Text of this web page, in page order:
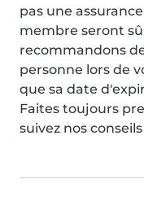
pas une
membre seront
recommandons
personne lors de
que sa date
Faites toujours
suivez nos